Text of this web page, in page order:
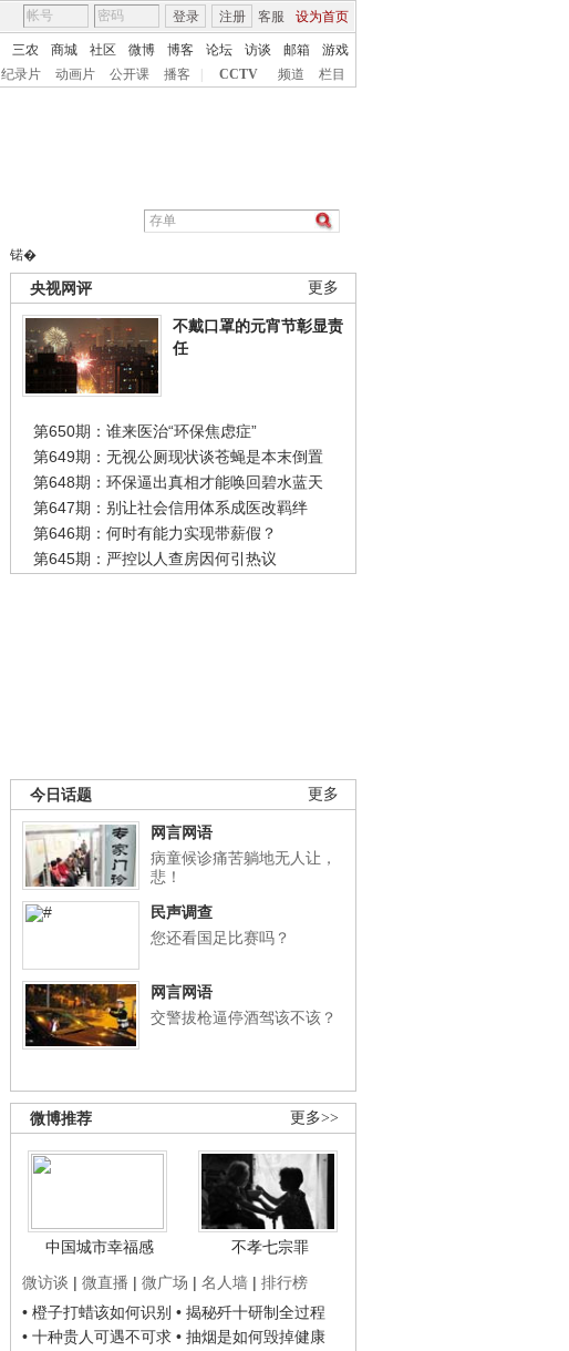
客服 设为首页
登录 注册
三农 商城 社区 微博 博客 论坛 访谈 邮箱
游戏
纪录片 动画片 公开课 播客 CCTV 频道 栏目
锘�
更多
央视网评
不戴口罩的元宵节彰显责
任
第650期：谁来医治“环保焦虑症”
第649期：无视公厕现状谈苍蝇是本末倒置
第648期：环保逼出真相才能唤回碧水蓝天
第647期：别让社会信用体系成医改羁绊
第646期：何时有能力实现带薪假？
第645期：严控以人查房因何引热议
更多
今日话题
网言网语
病童候诊痛苦躺地无人让，
悲！
民声调查
您还看国足比赛吗？
网言网语
交警拔枪逼停酒驾该不该？
更多>>
微博推荐
中国城市幸福感
不孝七宗罪
微访谈 | 微直播 | 微广场 | 名人墙 | 排行榜
• 橙子打蜡该如何识别 • 揭秘歼十研制全过程
• 十种贵人可遇不可求 • 抽烟是如何毁掉健康